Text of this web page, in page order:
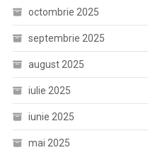
octombrie 2025
septembrie 2025
august 2025
iulie 2025
iunie 2025
mai 2025